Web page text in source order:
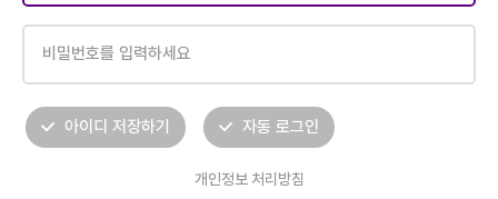
아이디 저장하기 자동 로그인
개인정보 처리방침